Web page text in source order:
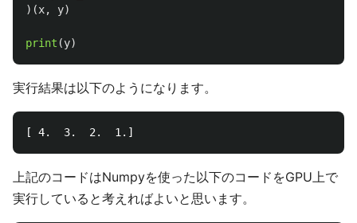
)(x, y)
print (y)
実行結果は以下のようになります。
上記のコードはNumpyを使った以下のコードをGPU上で
実行していると考えればよいと思います。